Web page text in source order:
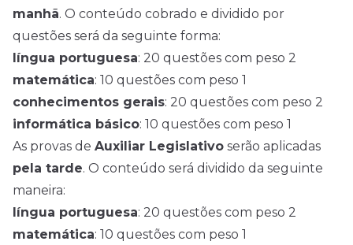
manhã. O conteúdo cobrado e dividido por
questões será da seguinte forma:
língua portuguesa: 20 questões com peso 2
matemática: 10 questões com peso 1
conhecimentos gerais: 20 questões com peso 2
informática básico: 10 questões com peso 1
As provas de Auxiliar Legislativo serão aplicadas
pela tarde. O conteúdo será dividido da seguinte
maneira:
língua portuguesa: 20 questões com peso 2
matemática: 10 questões com peso 1